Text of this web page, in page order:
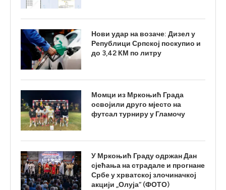
Нови удар на возаче: Дизел у
Републици Српској поскупио и
до 3,42 КМ по литру
Момци из Мркоњић Града
освојили друго мјесто на
футсал турниру у Гламочу
У Мркоњић Граду одржан Дан
сјећања на страдале и прогнане
Србе у хрватској злочиначкој
акцији „Олуја“ (ФОТО)